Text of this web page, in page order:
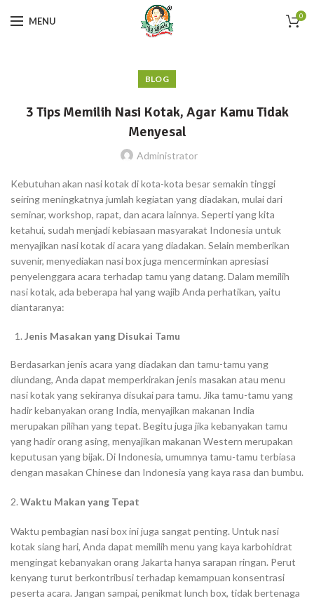
MENU 0
BLOG
3 Tips Memilih Nasi Kotak, Agar Kamu Tidak
Menyesal
Administrator
Kebutuhan akan nasi kotak di kota-kota besar semakin tinggi
seiring meningkatnya jumlah kegiatan yang diadakan, mulai dari
seminar, workshop, rapat, dan acara lainnya. Seperti yang kita
ketahui, sudah menjadi kebiasaan masyarakat Indonesia untuk
menyajikan nasi kotak di acara yang diadakan. Selain memberikan
suvenir, menyediakan nasi box juga mencerminkan apresiasi
penyelenggara acara terhadap tamu yang datang. Dalam memilih
nasi kotak, ada beberapa hal yang wajib Anda perhatikan, yaitu
diantaranya:
Jenis Masakan yang Disukai Tamu
Berdasarkan jenis acara yang diadakan dan tamu-tamu yang
diundang, Anda dapat memperkirakan jenis masakan atau menu
nasi kotak yang sekiranya disukai para tamu. Jika tamu-tamu yang
hadir kebanyakan orang India, menyajikan makanan India
merupakan pilihan yang tepat. Begitu juga jika kebanyakan tamu
yang hadir orang asing, menyajikan makanan Western merupakan
keputusan yang bijak. Di Indonesia, umumnya tamu-tamu terbiasa
dengan masakan Chinese dan Indonesia yang kaya rasa dan bumbu.
2. Waktu Makan yang Tepat
Waktu pembagian nasi box ini juga sangat penting. Untuk nasi
kotak siang hari, Anda dapat memilih menu yang kaya karbohidrat
mengingat kebanyakan orang Jakarta hanya sarapan ringan. Perut
kenyang turut berkontribusi terhadap kemampuan konsentrasi
peserta acara. Jangan sampai, penikmat lunch box, tidak bertenaga